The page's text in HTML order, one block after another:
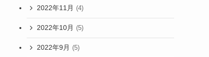
2022年11月 (4)
2022年10月 (5)
2022年9月 (5)